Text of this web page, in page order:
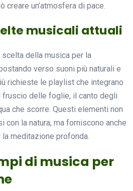
creare un’atmosfera di pace.
musicali attuali
della musica per la
verso suoni più naturali e
richieste le playlist che integrano
fruscio delle foglie, il canto degli
che scorre. Questi elementi non
con la natura, ma forniscono anche
meditazione profonda.
di musica per